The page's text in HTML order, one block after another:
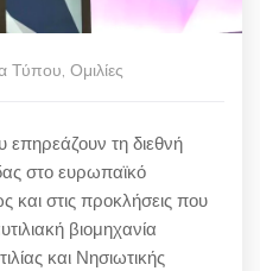
Τύπου, Ομιλίες
επηρεάζουν τη διεθνή
στο ευρωπαϊκό
και στις προκλήσεις που
βιομηχανία
και Νησιωτικής